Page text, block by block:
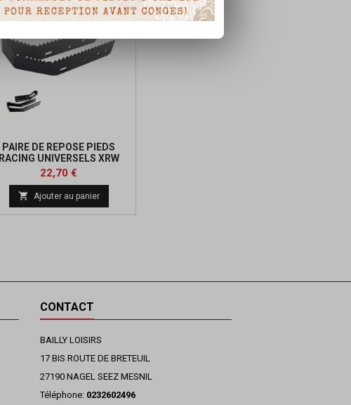
PAIRE DE REPOSE PIEDS
RACING UNIVERSELS XRW
BLACK
Prix
22,70 €
 Ajouter au panier
CONTACT
BAILLY LOISIRS
17 BIS ROUTE DE BRETEUIL
27190 NAGEL SEEZ MESNIL
Téléphone: 0232602496